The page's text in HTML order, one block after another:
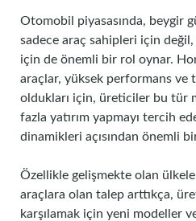
Otomobil piyasasında, beygir
sadece araç sahipleri için
için de önemli bir rol oynar.
araçlar, yüksek performans ve
oldukları için, üreticiler bu tür
fazla yatırım yapmayı tercih
dinamikleri açısından önemli
Özellikle gelişmekte olan
araçlara olan talep arttıkça,
karşılamak için yeni modeller